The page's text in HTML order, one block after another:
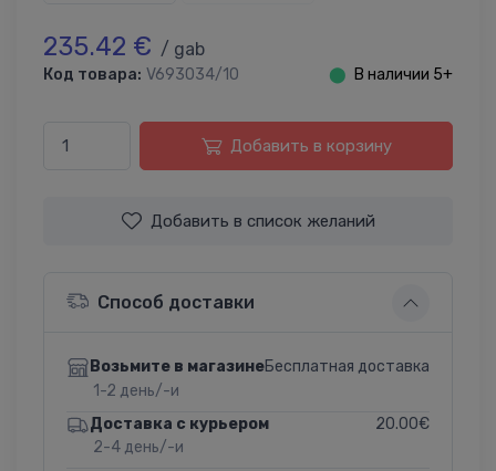
235.42 € / gab
Код товара: V693034/10 ⬤ В наличии 5+
Добавить в корзину
Добавить в список желаний
Способ доставки
Возьмите в магазине
1-2 день/-и
Бесплатная доставка
Доставка с курьером
2-4 день/-и
20.00€